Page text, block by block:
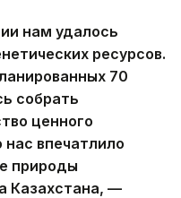
нам удалось
ресурсов.
70
собрать
ценного
впечатлило
природы
Казахстана, —